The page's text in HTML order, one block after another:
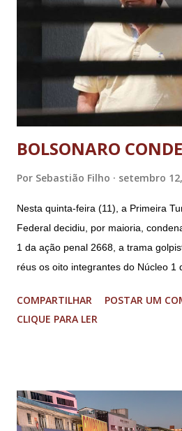
BOLSONARO
Por Sebastião Filho setembro
Nesta quinta-feira (11), a Primeira
Federal decidiu, por maioria,
1 da ação penal 2668, a trama
réus os oito integrantes do Núcleo 1
(PGR): o deputado federal
Agência Brasileira de Inteligência
Segurança Institucional (GSI); o
ex-ajudante de ordens de
COMPARTILHAR
POSTAR UM
CLIQUE PARA LER